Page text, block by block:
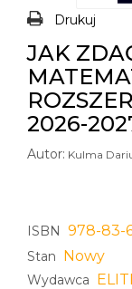
Drukuj
JAK
2026-
Autor: Kulma
ISBN 978-83-
Stan Nowy
Wydawca